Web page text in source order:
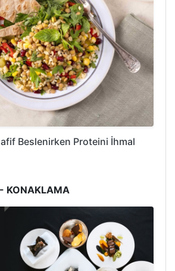
Beslenirken Proteini İhmal
KONAKLAMA